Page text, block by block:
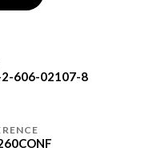
606-02107-8